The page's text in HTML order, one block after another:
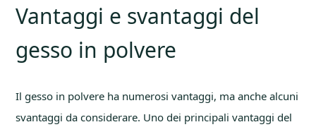
Vantaggi e svantaggi del
gesso in polvere
Il gesso in polvere ha numerosi vantaggi, ma anche alcuni
svantaggi da considerare. Uno dei principali vantaggi del